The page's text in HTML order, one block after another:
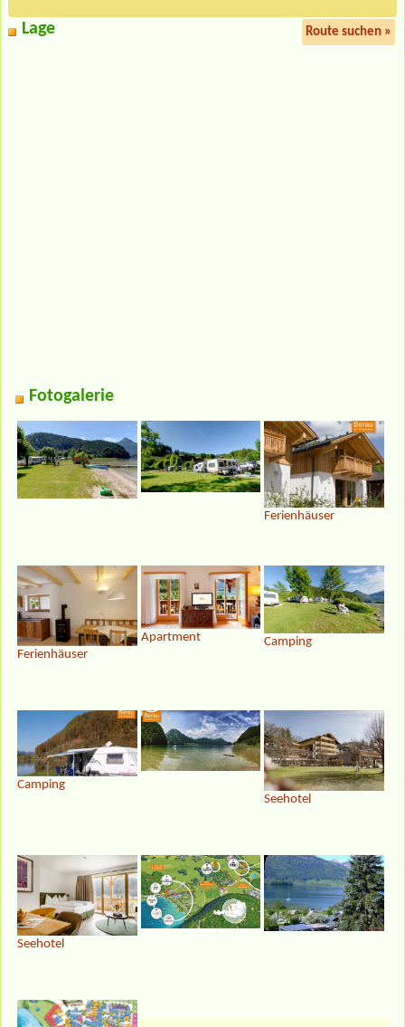
Lage Route suchen »
Fotogalerie
Ferienhäuser
Ferienhäuser
Apartment Camping
Camping
Seehotel
Seehotel